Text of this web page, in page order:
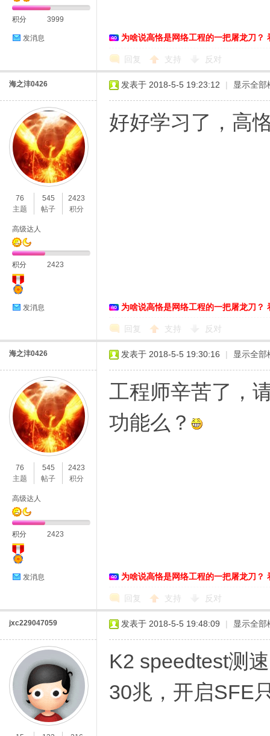
积分 3999
发消息 为啥说高恪是网络工程的一把屠龙刀？
回复 支持 反对
海之沣0426
76
主题
545
帖子
2423
积分
高级达人
积分 2423
发消息
发表于 2018-5-5 19:23:12 | 显示全部
好好学习了，高
为啥说高恪是网络工程的一把屠龙刀？
回复 支持 反对
海之沣0426
76
主题
545
帖子
2423
积分
高级达人
积分 2423
发消息
发表于 2018-5-5 19:30:16 | 显示全部
工程师辛苦了，
功能么？
为啥说高恪是网络工程的一把屠龙刀？
回复 支持 反对
jxc229047059 发表于 2018-5-5 19:48:09 | 显示全部
K2 speedtest测
30兆，开启SFE